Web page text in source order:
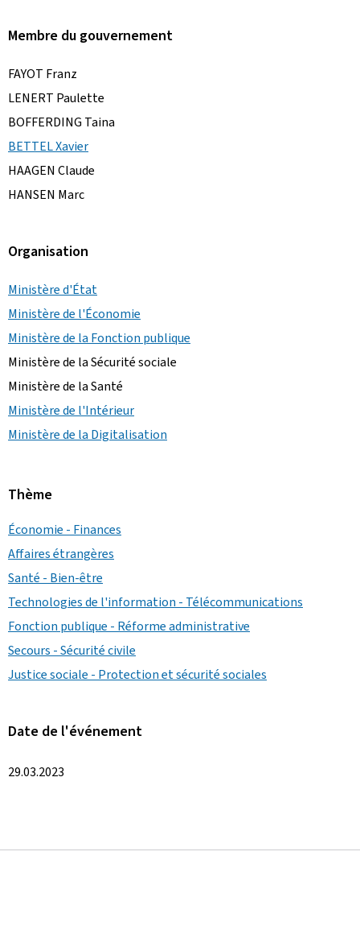
Membre du gouvernement
FAYOT Franz
LENERT Paulette
BOFFERDING Taina
BETTEL Xavier
HAAGEN Claude
HANSEN Marc
Organisation
Ministère d'État
Ministère de l'Économie
Ministère de la Fonction publique
Ministère de la Sécurité sociale
Ministère de la Santé
Ministère de l'Intérieur
Ministère de la Digitalisation
Thème
Économie - Finances
Affaires étrangères
Santé - Bien-être
Technologies de l'information - Télécommunications
Fonction publique - Réforme administrative
Secours - Sécurité civile
Justice sociale - Protection et sécurité sociales
Date de l'événement
29.03.2023